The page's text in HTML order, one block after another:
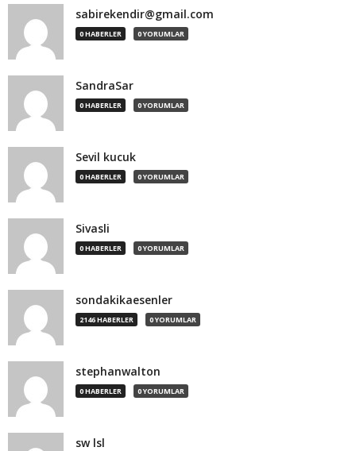
sabirekendir@gmail.com
0 HABERLER 0 YORUMLAR
SandraSar
0 HABERLER 0 YORUMLAR
Sevil kucuk
0 HABERLER 0 YORUMLAR
Sivasli
0 HABERLER 0 YORUMLAR
sondakikaesenler
2146 HABERLER 0 YORUMLAR
stephanwalton
0 HABERLER 0 YORUMLAR
sw lsl